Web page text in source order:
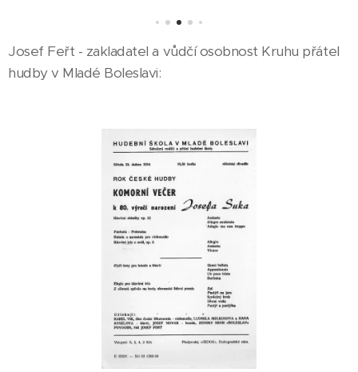
Josef Feřt - zakladatel a vůdčí osobnost Kruhu přátel
hudby v Mladé Boleslavi: